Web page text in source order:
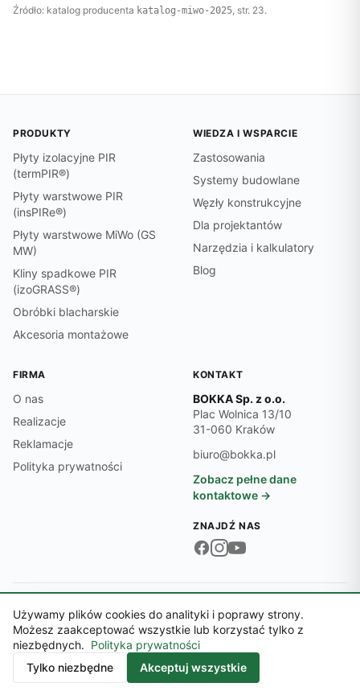
Źródło: katalog producenta katalog-miwo-2025, str. 23.
PRODUKTY
Płyty izolacyjne PIR
(termPIR®)
Płyty warstwowe PIR
(insPIRe®)
Płyty warstwowe MiWo (GS
MW)
Kliny spadkowe PIR
(izoGRASS®)
Obróbki blacharskie
Akcesoria montażowe
WIEDZA I WSPARCIE
Zastosowania
Systemy budowlane
Węzły konstrukcyjne
Dla projektantów
Narzędzia i kalkulatory
Blog
FIRMA
O nas
Realizacje
Reklamacje
Polityka prywatności
KONTAKT
BOKKA Sp. z o.o.
Plac Wolnica 13/10
31-060 Kraków
biuro@bokka.pl
Zobacz pełne dane
kontaktowe →
ZNAJDŹ NAS
Dane firmy:
NIP 6762545474 · REGON 369497701 · KRS 0000718870
© 2026 BOKKA Sp. z o.o.
Sąd Rejonowy dla Krakowa-Śródmieścia, XI Wydział Gospodarczy KRS ·
Kapitał zakładowy 5 000,00 zł
Używamy plików cookies do analityki i poprawy strony.
Możesz zaakceptować wszystkie lub korzystać tylko z
niezbędnych. Polityka prywatności
Tylko niezbędne
Akceptuj wszystkie